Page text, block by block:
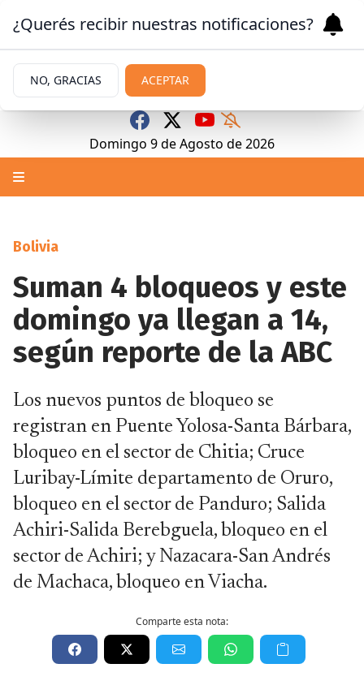
Domingo 9deAgosto de 2026
Bolivia
Suman 4 bloqueos y este
domingo ya llegan a 14,
según reporte de la ABC
Los nuevos puntos de bloqueo se
registran en Puente Yolosa-Santa Bárbara,
bloqueo en el sector de Chitia; Cruce
Luribay-Límite departamento de Oruro,
bloqueo en el sector de Panduro; Salida
Achiri-Salida Berebguela, bloqueo en el
sector de Achiri; y Nazacara-San Andrés
de Machaca, bloqueo en Viacha.
Comparte esta nota:
¿Querés recibir nuestras notificaciones?
NO, GRACIAS ACEPTAR